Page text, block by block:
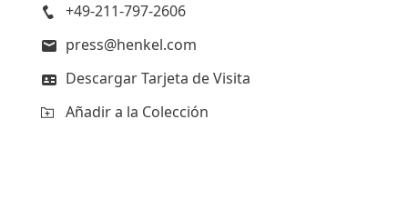
+49-211-797-2606
press@henkel.com
Descargar Tarjeta de Visita
Añadir a la Colección